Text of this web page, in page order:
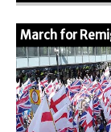
March for